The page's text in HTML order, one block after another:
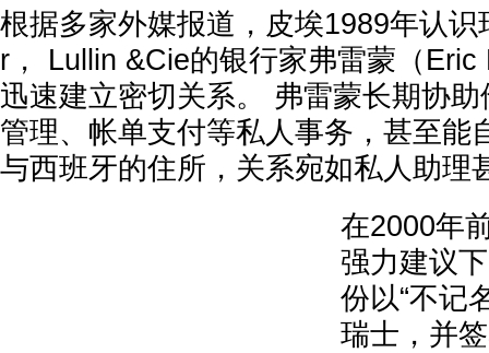
根据多家外媒报道，皮埃1989年认
r， Lullin &Cie的银行家弗雷蒙（
迅速建立密切关系。 弗雷蒙长期协
管理、帐单支付等私人事务，甚至能
与西班牙的住所，关系宛如私人助理
在2000年
强力建议
份以“不记
瑞士，并